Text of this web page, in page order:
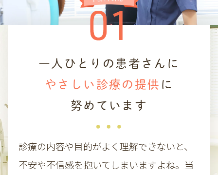
たします。
一人ひとりの患者さんに
やさしい診療の提供 に
努めています
診療の内容や目的がよく理解できないと、
不安や不信感を抱いてしまいますよね。当